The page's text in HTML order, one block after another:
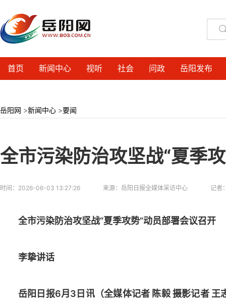
首页 新闻中心 视听 社会 问政 岳阳发布
岳阳网 >新闻中心 >要闻
全市污染防治攻坚战“夏季
时间： 2026-06-03 13:27:26 来源： 岳阳日报全媒体采访中心 记者
全市污染防治攻坚战“夏季攻势”动员部署会议召开
李挚讲话
岳阳日报6月3日讯（全媒体记者 陈毅 摄影记者 王